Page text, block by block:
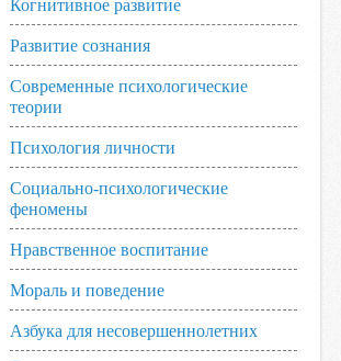
Когнитивное развитие
Развитие сознания
Современные психологические
теории
Психология личности
Социально-психологические
феномены
Нравственное воспитание
Мораль и поведение
Азбука для несовершеннолетних